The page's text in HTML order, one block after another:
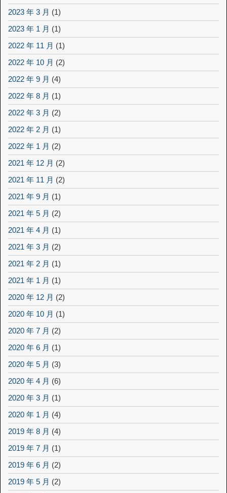
2023 年 3 月 (1)
2023 年 1 月 (1)
2022 年 11 月 (1)
2022 年 10 月 (2)
2022 年 9 月 (4)
2022 年 8 月 (1)
2022 年 3 月 (2)
2022 年 2 月 (1)
2022 年 1 月 (2)
2021 年 12 月 (2)
2021 年 11 月 (2)
2021 年 9 月 (1)
2021 年 5 月 (2)
2021 年 4 月 (1)
2021 年 3 月 (2)
2021 年 2 月 (1)
2021 年 1 月 (1)
2020 年 12 月 (2)
2020 年 10 月 (1)
2020 年 7 月 (2)
2020 年 6 月 (1)
2020 年 5 月 (3)
2020 年 4 月 (6)
2020 年 3 月 (1)
2020 年 1 月 (4)
2019 年 8 月 (4)
2019 年 7 月 (1)
2019 年 6 月 (2)
2019 年 5 月 (2)